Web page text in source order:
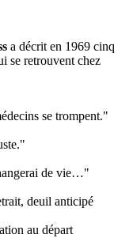
a décrit en 1969 cinq
se retrouvent chez
se trompent."
de vie…"
deuil anticipé
au départ